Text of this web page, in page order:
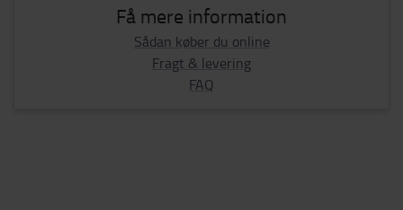
Få mere information
Sådan køber du online
Fragt & levering
FAQ